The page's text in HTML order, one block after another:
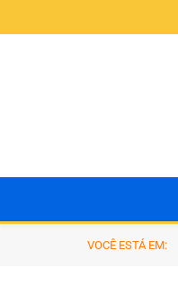
VOCÊ ESTÁ EM: